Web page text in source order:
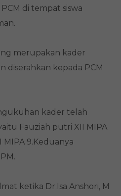
di tempat siswa
merupakan kader
diserahkan kepada PCM
kader telah
Fauziah putri XII MIPA
9.Keduanya
ketika Dr.Isa Anshori, M